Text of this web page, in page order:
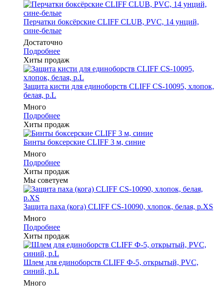
Перчатки боксёрские CLIFF CLUB, PVC, 14 унций,
сине-белые
Достаточно
Подробнее
Хиты продаж
Защита кисти для единоборств CLIFF CS-10095, хлопок,
белая, р.L
Много
Подробнее
Хиты продаж
Бинты боксерские CLIFF 3 м, синие
Много
Подробнее
Хиты продаж
Мы советуем
Защита паха (кога) CLIFF CS-10090, хлопок, белая, р.XS
Много
Подробнее
Хиты продаж
Шлем для единоборств CLIFF Ф-5, открытый, PVC,
синий, p.L
Много